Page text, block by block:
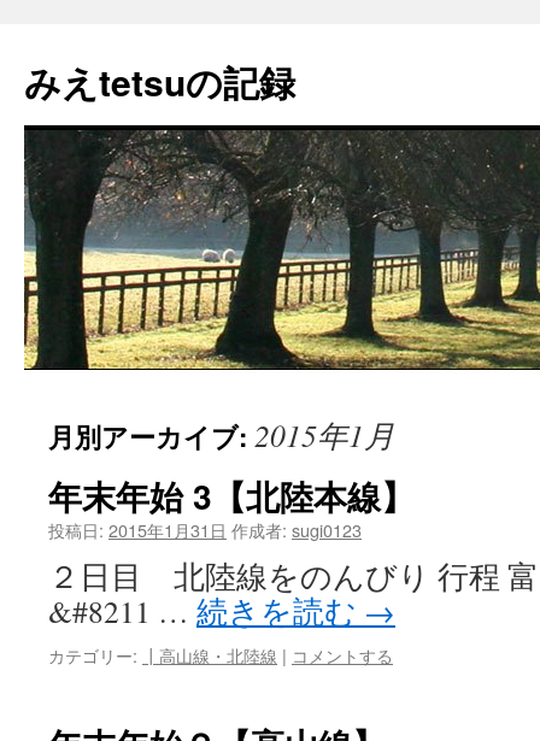
テ
ン
ス
キ
ッ
プ
みえtetsuの記録
月別アーカイブ: 2015年1月
年末年始 3【北陸本線】
投稿日: 2015年1月31日 作成者: sugi0123
２日目 北陸線をのんびり 行程 富
&#8211 … 続きを読む →
カテゴリー: ┃高山線・北陸線 | コメントする